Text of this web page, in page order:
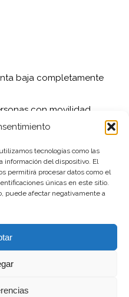
tecnologías como las
información del dispositivo. El
permitirá procesar datos como el
únicas en este sitio.
puede afectar negativamente a
baja completamente
con movilidad
bajo petición